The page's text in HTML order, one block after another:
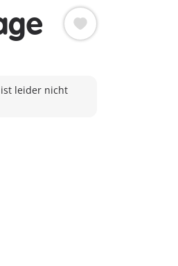
ist leider nicht